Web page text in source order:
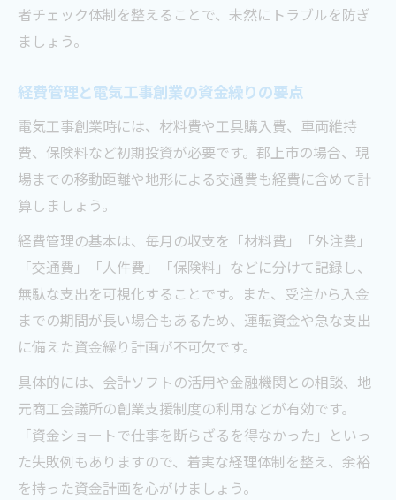
者チェック体制を整えることで、未然にトラブルを防ぎ
ましょう。
経費管理と電気工事創業の資金繰りの要点
電気工事創業時には、材料費や工具購入費、車両維持
費、保険料など初期投資が必要です。郡上市の場合、現
場までの移動距離や地形による交通費も経費に含めて計
算しましょう。
経費管理の基本は、毎月の収支を「材料費」「外注費」
「交通費」「人件費」「保険料」などに分けて記録し、
無駄な支出を可視化することです。また、受注から入金
までの期間が長い場合もあるため、運転資金や急な支出
に備えた資金繰り計画が不可欠です。
具体的には、会計ソフトの活用や金融機関との相談、地
元商工会議所の創業支援制度の利用などが有効です。
「資金ショートで仕事を断らざるを得なかった」といっ
た失敗例もありますので、着実な経理体制を整え、余裕
を持った資金計画を心がけましょう。